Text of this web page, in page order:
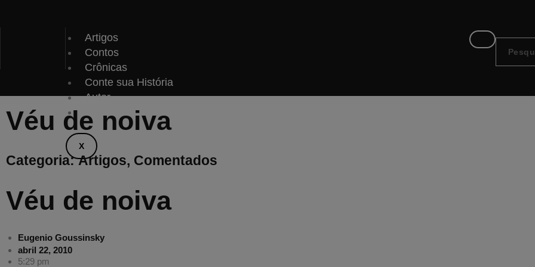
o
Artigos
Contos
Crônicas
Conte sua História
Autor
X
Véu de noiva
Categoria:Artigos, Comentados
Véu de noiva
Eugenio Goussinsky
abril 22, 2010
5:29 pm